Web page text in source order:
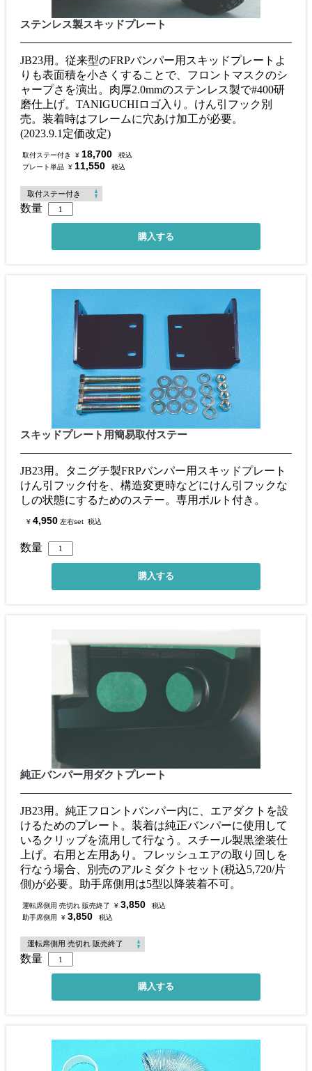
ステンレス製スキッドプレート
JB23用。従来型のFRPバンパー用スキッドプレートよ
りも表面積を小さくすることで、フロントマスクのシ
ャープさを演出。肉厚2.0mmのステンレス製で#400研
磨仕上げ。TANIGUCHIロゴ入り。けん引フック別
売。装着時はフレームに穴あけ加工が必要。
(2023.9.1定価改定)
取付ステー付き ¥ 18,700
税込
プレート単品 ¥ 11,550 税込
数量
スキッドプレート用簡易取付ステー
JB23用。タニグチ製FRPバンパー用スキッドプレート
けん引フック付を、構造変更時などにけん引フックな
しの状態にするためのステー。専用ボルト付き。
¥ 4,950 左右set 税込
数量
純正バンパー用ダクトプレート
JB23用。純正フロントバンパー内に、エアダクトを設
けるためのプレート。装着は純正バンパーに使用して
いるクリップを流用して行なう。スチール製黒塗装仕
上げ。右用と左用あり。フレッシュエアの取り回しを
行なう場合、別売のアルミダクトセット(税込5,720/片
側)が必要。助手席側用は5型以降装着不可。
運転席側用 売切れ 販売終了 ¥ 3,850
税込
助手席側用
¥ 3,850 税込
数量